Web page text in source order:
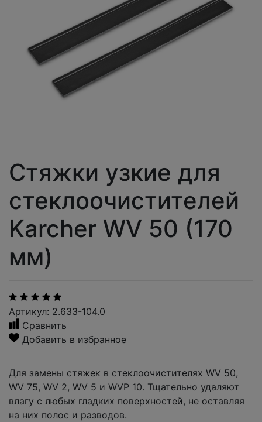
Стяжки узкие для
стеклоочистителей
Karcher WV 50 (170
мм)
Артикул: 2.633-104.0
Сравнить
Добавить в избранное
Для замены стяжек в стеклоочистителях WV 50,
WV 75, WV 2, WV 5 и WVP 10. Тщательно удаляют
влагу с любых гладких поверхностей, не оставляя
на них полос и разводов.